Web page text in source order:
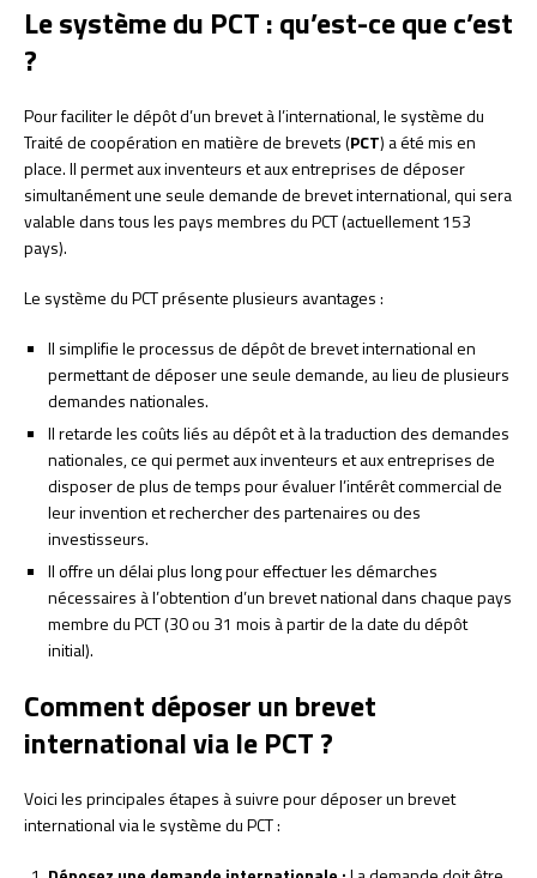
Le système du PCT : qu’est-ce que c’est
?
Pour faciliter le dépôt d’un brevet à l’international, le système du
Traité de coopération en matière de brevets (PCT) a été mis en
place. Il permet aux inventeurs et aux entreprises de déposer
simultanément une seule demande de brevet international, qui sera
valable dans tous les pays membres du PCT (actuellement 153
pays).
Le système du PCT présente plusieurs avantages :
Il simplifie le processus de dépôt de brevet international en
permettant de déposer une seule demande, au lieu de plusieurs
demandes nationales.
Il retarde les coûts liés au dépôt et à la traduction des demandes
nationales, ce qui permet aux inventeurs et aux entreprises de
disposer de plus de temps pour évaluer l’intérêt commercial de
leur invention et rechercher des partenaires ou des
investisseurs.
Il offre un délai plus long pour effectuer les démarches
nécessaires à l’obtention d’un brevet national dans chaque pays
membre du PCT (30 ou 31 mois à partir de la date du dépôt
initial).
Comment déposer un brevet
international via le PCT ?
Voici les principales étapes à suivre pour déposer un brevet
international via le système du PCT :